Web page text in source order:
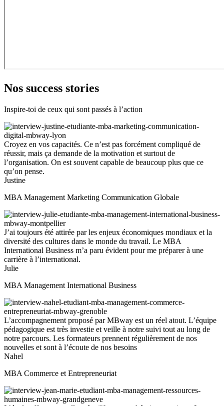
Nos success stories
Inspire-toi de ceux qui sont passés à l’action
Croyez en vos capacités. Ce n’est pas forcément compliqué de
réussir, mais ça demande de la motivation et surtout de
l’organisation. On est souvent capable de beaucoup plus que ce
qu’on pense.
Justine
MBA Management Marketing Communication Globale
J’ai toujours été attirée par les enjeux économiques mondiaux et la
diversité des cultures dans le monde du travail. Le MBA
International Business m’a paru évident pour me préparer à une
carrière à l’international.
Julie
MBA Management International Business
L’accompagnement proposé par MBway est un réel atout. L’équipe
pédagogique est très investie et veille à notre suivi tout au long de
notre parcours. Les formateurs prennent régulièrement de nos
nouvelles et sont à l’écoute de nos besoins
Nahel
MBA Commerce et Entrepreneuriat